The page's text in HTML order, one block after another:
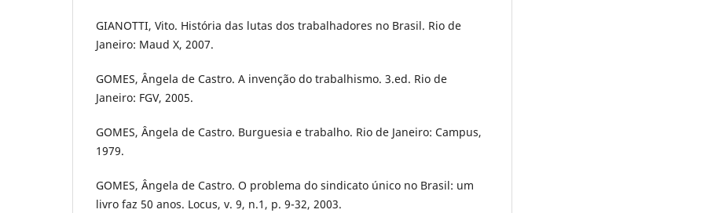
GIANOTTI, Vito. História das lutas dos trabalhadores no Brasil. Rio de
Janeiro: Maud X, 2007.
GOMES, Ângela de Castro. A invenção do trabalhismo. 3.ed. Rio de
Janeiro: FGV, 2005.
GOMES, Ângela de Castro. Burguesia e trabalho. Rio de Janeiro: Campus,
1979.
GOMES, Ângela de Castro. O problema do sindicato único no Brasil: um
livro faz 50 anos. Locus, v. 9, n.1, p. 9-32, 2003.